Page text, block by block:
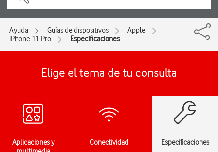
Ayuda Guías de dispositivos
Apple
iPhone 11 Pro
Especificaciones
Elige el tema de tu consulta
Aplicaciones y
Conectividad Especificaciones